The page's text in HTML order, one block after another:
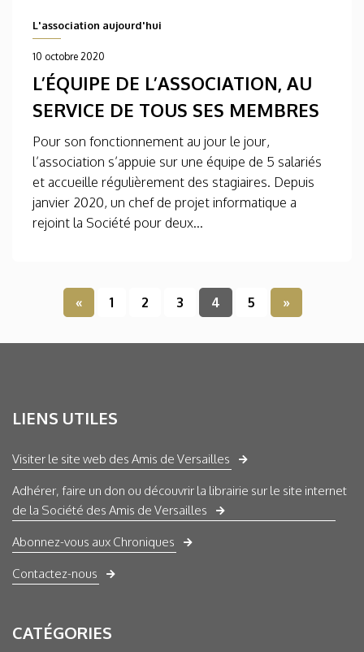
L'association aujourd'hui
10 octobre 2020
L’ÉQUIPE DE L’ASSOCIATION, AU
SERVICE DE TOUS SES MEMBRES
Pour son fonctionnement au jour le jour,
l’association s’appuie sur une équipe de 5 salariés
et accueille régulièrement des stagiaires. Depuis
janvier 2020, un chef de projet informatique a
rejoint la Société pour deux...
« 1 2 3 4 5 »
LIENS UTILES
Visiter le site web des Amis de Versailles
Adhérer, faire un don ou découvrir la librairie sur le site internet
de la Société des Amis de Versailles
Abonnez-vous aux Chroniques
Contactez-nous
CATÉGORIES